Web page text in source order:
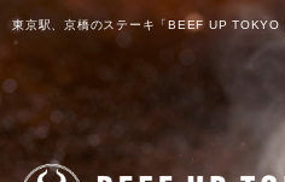
東京駅、京橋のステーキ「BEEF UP TOKYO